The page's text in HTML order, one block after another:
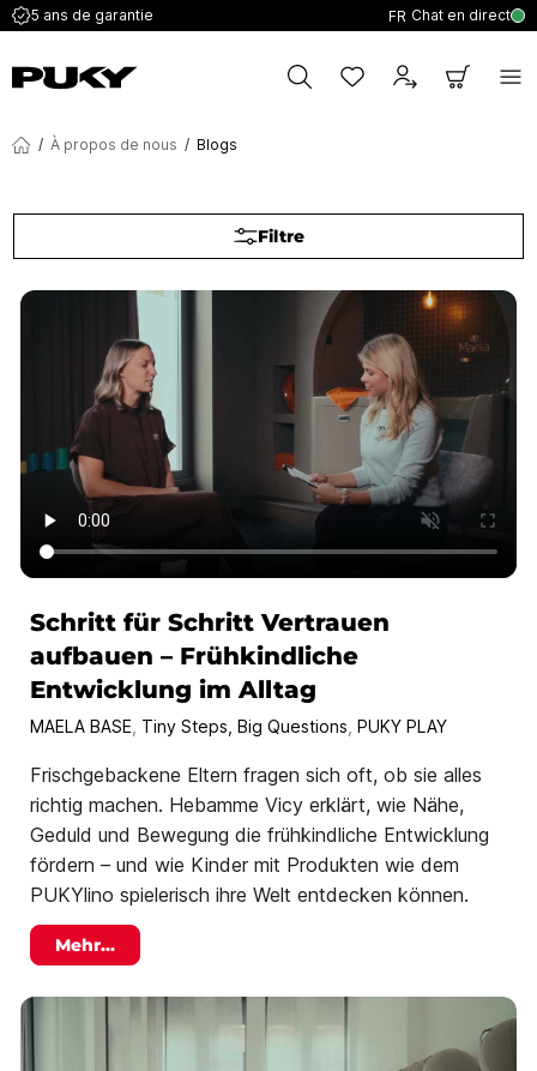
5 ans de garantie FR Chat en direct
/ À propos de nous / Blogs
Filtre
Schritt für Schritt Vertrauen
aufbauen – Frühkindliche
Entwicklung im Alltag
MAELA BASE Tiny Steps, Big Questions PUKY PLAY
Frischgebackene Eltern fragen sich oft, ob sie alles
richtig machen. Hebamme Vicy erklärt, wie Nähe,
Geduld und Bewegung die frühkindliche Entwicklung
fördern – und wie Kinder mit Produkten wie dem
PUKYlino spielerisch ihre Welt entdecken können.
Mehr...